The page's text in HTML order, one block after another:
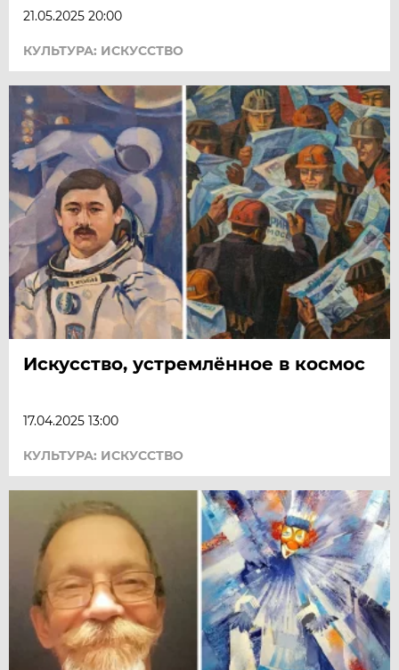
21.05.2025 20:00
КУЛЬТУРА: ИСКУССТВО
Искусство, устремлённое в космос
17.04.2025 13:00
КУЛЬТУРА: ИСКУССТВО